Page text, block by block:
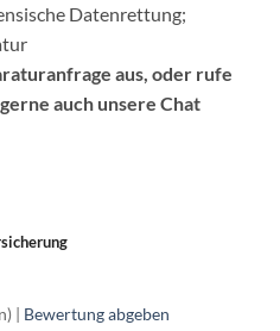
Datenrettung;
aus, oder rufe
auch unsere Chat
| Bewertung abgeben